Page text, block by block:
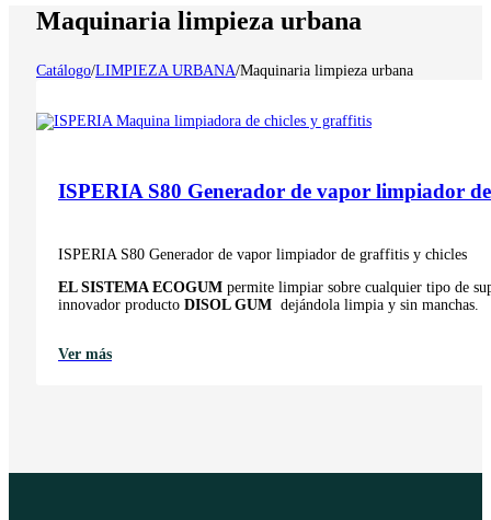
Maquinaria limpieza urbana
Catálogo/LIMPIEZA URBANA/Maquinaria limpieza urbana
ISPERIA S80 Generador de vapor limpiador
ISPERIA S80 Generador de vapor limpiador de graffitis y chicles
EL SISTEMA ECOGUM permite limpiar sobre cualquier tipo de
innovador producto DISOL GUM dejándola limpia y sin manchas.
Ver más